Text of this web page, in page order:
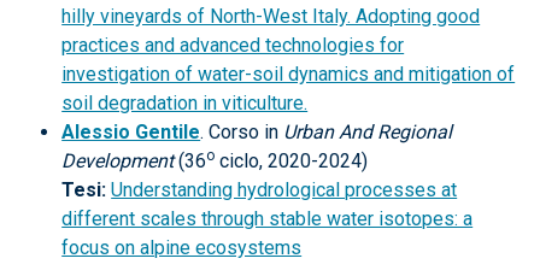
hilly vineyards of North-West Italy. Adopting good
practices and advanced technologies for
investigation of water-soil dynamics and mitigation of
soil degradation in viticulture.
Alessio Gentile. Corso in Urban And Regional
Development(36o ciclo, 2020-2024)
Tesi: Understanding hydrological processes at
different scales through stable water isotopes: a
focus on alpine ecosystems